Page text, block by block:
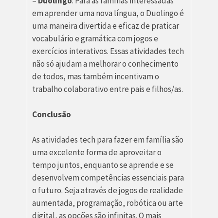
em aprender uma nova língua, o Duolingo é
uma maneira divertida e eficaz de praticar
vocabulário e gramática com jogos e
exercícios interativos. Essas atividades tech
não só ajudam a melhorar o conhecimento
de todos, mas também incentivam o
trabalho colaborativo entre pais e filhos/as.
Conclusão
As atividades tech para fazer em família são
uma excelente forma de aproveitar o
tempo juntos, enquanto se aprende e se
desenvolvem competências essenciais para
o futuro. Seja através de jogos de realidade
aumentada, programação, robótica ou arte
digital, as opções são infinitas. O mais